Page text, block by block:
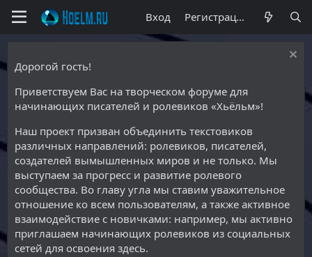
Вход Регистрация
Дорогой гость!
Приветствуем Вас на творческом форуме для
начинающих писателей и ролевиков «Хьёльм»!
Наш проект призван объединить текстовиков
различных направлений: ролевиков, писателей,
создателей вымышленных миров и не только. Мы
выступаем за прогресс и развитие ролевого
сообщества. Во главу угла мы ставим уважительное
отношение ко всем пользователям, а также активное
взаимодействие с новичками: например, мы активно
приглашаем начинающих ролевиков из социальных
сетей для освоения здесь.